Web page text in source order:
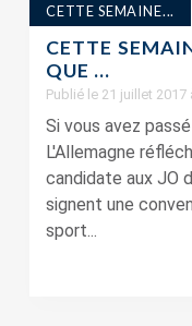
CETTE SEMAINE...
CETTE
QUE …
Publié le 21 juillet 2017
Si vous avez
L'Allemagne
candidate aux JO
signent une
sport...